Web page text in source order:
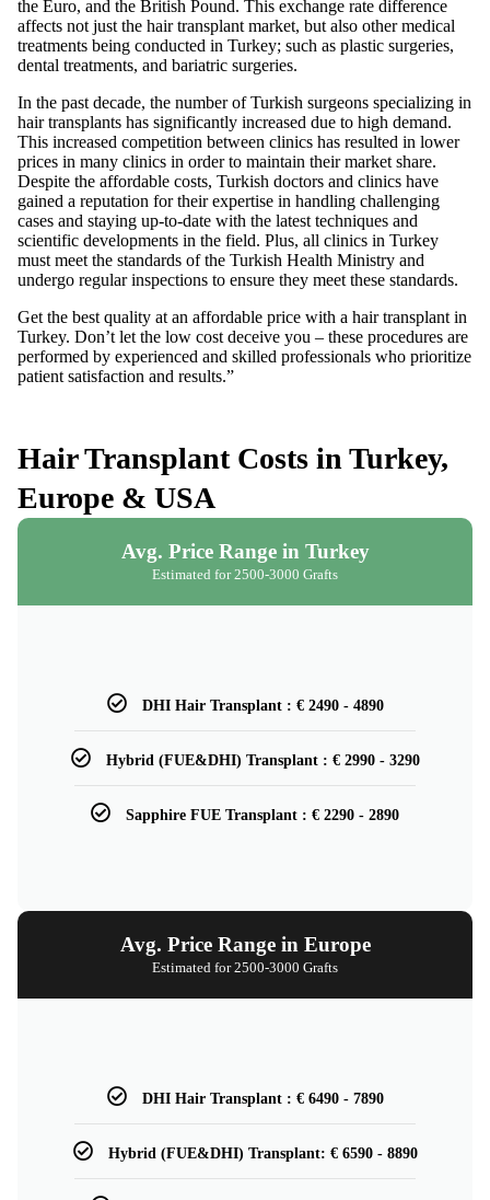
the Euro, and the British Pound. This exchange rate difference
affects not just the hair transplant market, but also other medical
treatments being conducted in Turkey; such as plastic surgeries,
dental treatments, and bariatric surgeries.
In the past decade, the number of Turkish surgeons specializing in
hair transplants has significantly increased due to high demand.
This increased competition between clinics has resulted in lower
prices in many clinics in order to maintain their market share.
Despite the affordable costs, Turkish doctors and clinics have
gained a reputation for their expertise in handling challenging
cases and staying up-to-date with the latest techniques and
scientific developments in the field. Plus, all clinics in Turkey
must meet the standards of the Turkish Health Ministry and
undergo regular inspections to ensure they meet these standards.
Get the best quality at an affordable price with a hair transplant in
Turkey. Don’t let the low cost deceive you – these procedures are
performed by experienced and skilled professionals who prioritize
patient satisfaction and results.”
Hair Transplant Costs in Turkey,
Europe & USA
Avg. Price Range in Turkey
Estimated for 2500-3000 Grafts
DHI Hair Transplant : € 2490 - 4890
Hybrid (FUE&DHI) Transplant : € 2990 - 3290
Sapphire FUE Transplant : € 2290 - 2890
Avg. Price Range in Europe
Estimated for 2500-3000 Grafts
DHI Hair Transplant : € 6490 - 7890
Hybrid (FUE&DHI) Transplant: € 6590 - 8890